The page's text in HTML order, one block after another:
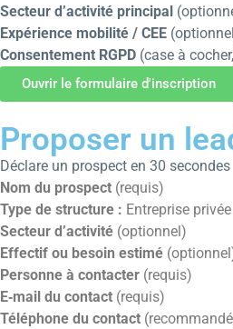
Secteur d’activité principal
Expérience mobilité / CEE
Consentement RGPD (case à
Ouvrir le formulaire d'inscription
Proposer un
Déclare un prospect en 30 secondes
Nom du prospect (requis)
Type de structure : Entreprise
Secteur d’activité (optionnel)
Effectif ou besoin estimé
Personne à contacter (requis)
E‑mail du contact (requis)
Téléphone du contact